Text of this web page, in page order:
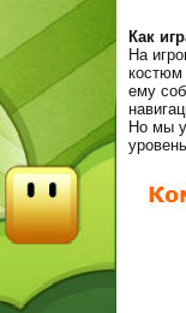
Как
На
костюм
ему
Но мы